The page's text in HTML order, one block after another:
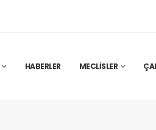
HABERLER MECLISLER